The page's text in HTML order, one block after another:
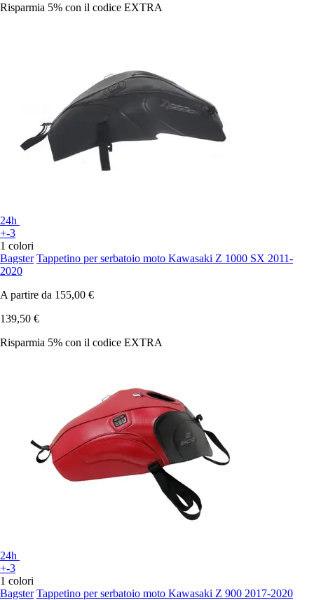
Risparmia 5% con il codice EXTRA
24h
+-3
1 colori
Bagster Tappetino per serbatoio moto Kawasaki Z 1000 SX 2011-
2020
A partire da 155,00 €
139,50 €
Risparmia 5% con il codice EXTRA
24h
+-3
1 colori
Bagster Tappetino per serbatoio moto Kawasaki Z 900 2017-2020